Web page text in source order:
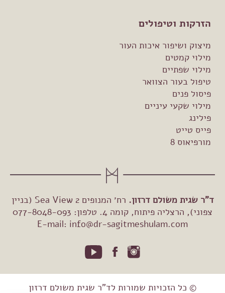
הזרקות וטיפולים
מיצוק ושיפור איכות העור
מילוי קמטים
מילוי שפתיים
טיפול בעור הצוואר
פיסול פנים
מילוי שקעי עיניים
פילינג
פייס טייט
מורפיאוס 8
ד"ר שגית משולם דרזון.
רח׳ המנופים 2 Sea View (בניין
צפוני), הרצליה פיתוח, קומה 4. טלפון: 077-8048-093
E-mail: info@dr-sagitmeshulam.com
© כל הזכויות שמורות לד"ר שגית משולם דרזון